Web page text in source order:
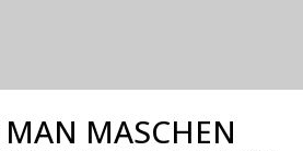
MASCHEN